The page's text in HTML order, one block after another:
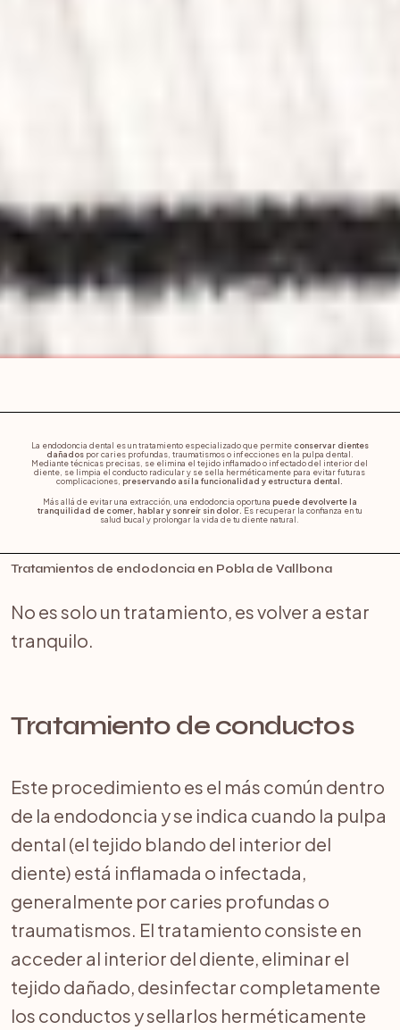
La endodoncia dental es un tratamiento especializado que permite conservar dientes
dañadospor caries profundas, traumatismos o infecciones en la pulpa dental.
Mediante técnicas precisas, se elimina el tejido inflamado o infectado del interior del
diente, se limpia el conducto radicular y se sella herméticamente para evitar futuras
complicaciones, preservando así la funcionalidad y estructura dental.
Más allá de evitar una extracción, una endodoncia oportuna puede devolverte la
tranquilidad de comer, hablar y sonreír sin dolor. Es recuperar la confianza en tu
salud bucal y prolongar la vida de tu diente natural.
Tratamientos de endodoncia en Pobla de Vallbona
No es solo un tratamiento, es volver a estar
tranquilo.
Tratamiento de conductos
Este procedimiento es el más común dentro
de la endodoncia y se indica cuando la pulpa
dental (el tejido blando del interior del
diente) está inflamada o infectada,
generalmente por caries profundas o
traumatismos. El tratamiento consiste en
acceder al interior del diente, eliminar el
tejido dañado, desinfectar completamente
los conductos y sellarlos herméticamente